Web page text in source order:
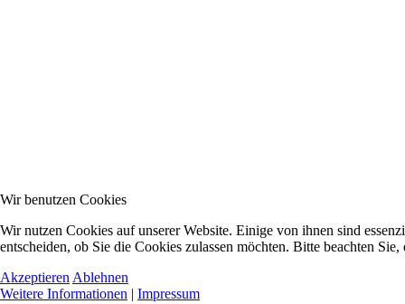
Wir benutzen Cookies
Wir nutzen Cookies auf unserer Website. Einige von ihnen sind
entscheiden, ob Sie die Cookies zulassen möchten. Bitte beachten
Akzeptieren Ablehnen
Weitere Informationen | Impressum